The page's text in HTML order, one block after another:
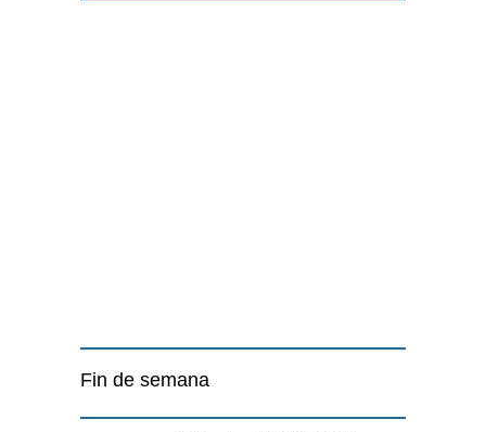
Fin de semana